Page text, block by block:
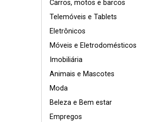
Carros, motos e barcos
Telemóveis e Tablets
Eletrônicos
Móveis e Eletrodomésticos
Imobiliária
Animais e Mascotes
Moda
Beleza e Bem estar
Empregos